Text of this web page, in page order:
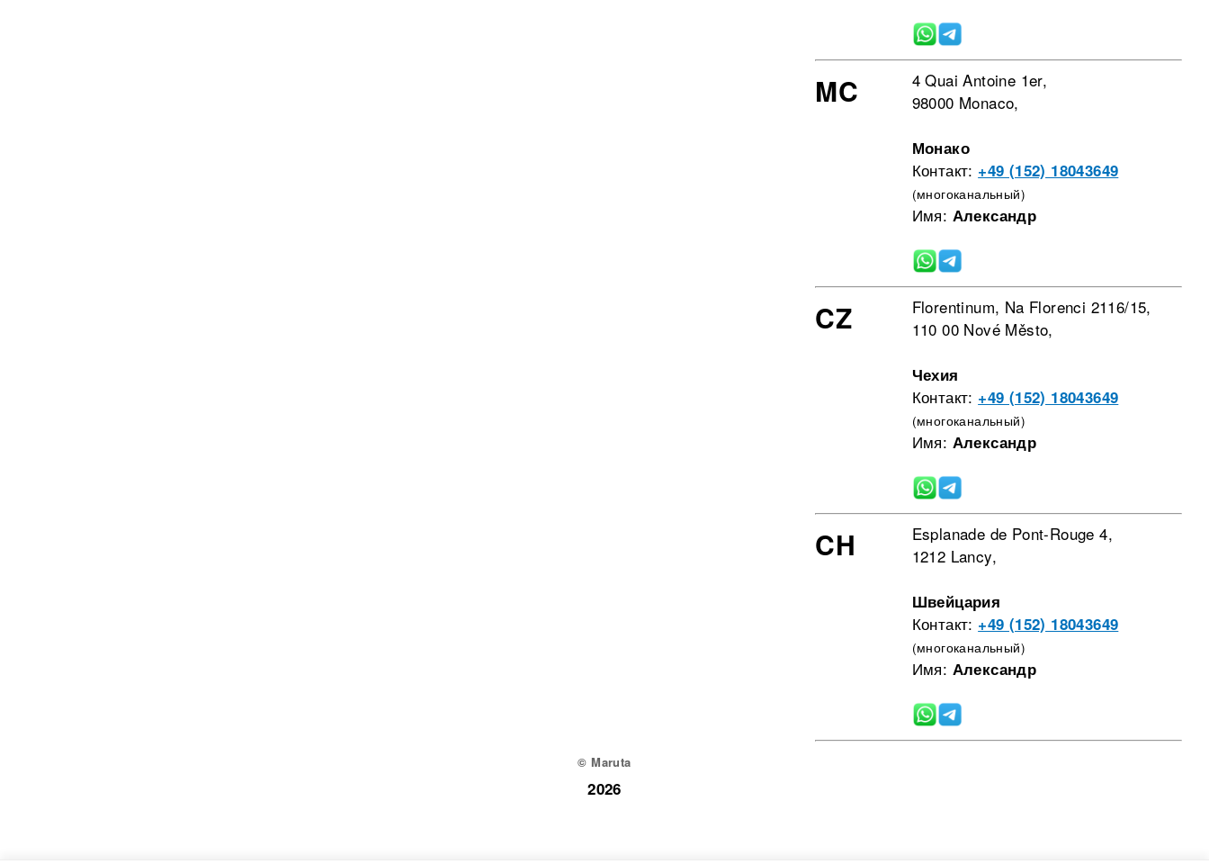
MC
4 Quai Antoine 1er,
98000 Monaco,
Монако
Контакт: +49 (152) 18043649
(многоканальный)
Имя: Александр
CZ
Florentinum, Na Florenci 2116/15,
110 00 Nové Město,
Чехия
Контакт: +49 (152) 18043649
(многоканальный)
Имя: Александр
CH
Esplanade de Pont-Rouge 4,
1212 Lancy,
Швейцария
Контакт: +49 (152) 18043649
(многоканальный)
Имя: Александр
© Maruta
2026